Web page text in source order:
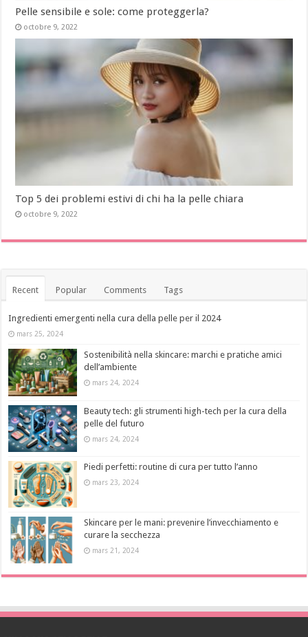
Pelle sensibile e sole: come proteggerla?
octobre 9, 2022
Top 5 dei problemi estivi di chi ha la pelle chiara
octobre 9, 2022
Recent Popular Comments Tags
Ingredienti emergenti nella cura della pelle per il 2024
mars 25, 2024
Sostenibilità nella skincare: marchi e pratiche amici
dell’ambiente
mars 24, 2024
Beauty tech: gli strumenti high-tech per la cura della
pelle del futuro
mars 24, 2024
Piedi perfetti: routine di cura per tutto l’anno
mars 23, 2024
Skincare per le mani: prevenire l’invecchiamento e
curare la secchezza
mars 21, 2024